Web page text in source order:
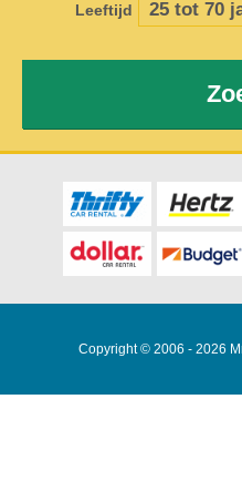
Leeftijd
Copyright © 2006 - 2026